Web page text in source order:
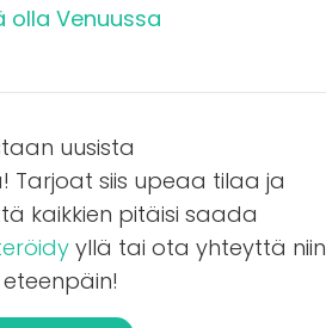
olla Venuussa
uusista
Tarjoat siis upeaa tilaa ja
kaikkien pitäisi saada
yllä tai ota yhteyttä niin